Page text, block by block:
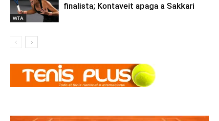
WTA
finalista; Kontaveit apaga a Sakkari